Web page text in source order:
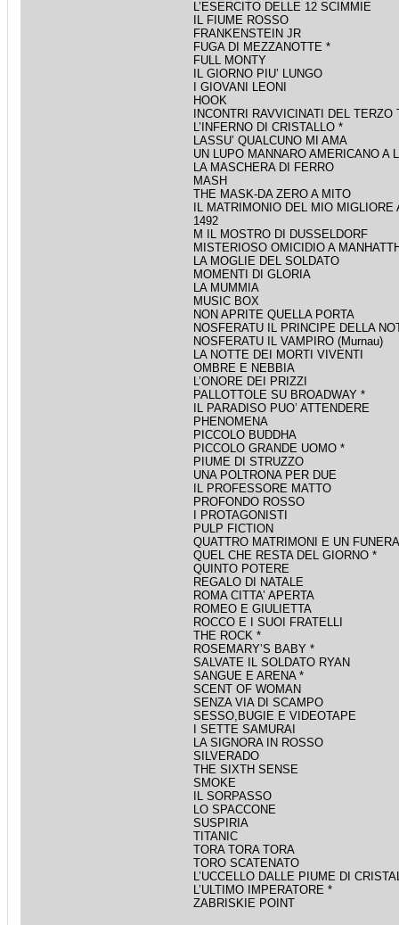
L’ESERCITO DELLE 12 SCIMMIE
IL FIUME ROSSO
FRANKENSTEIN JR
FUGA DI MEZZANOTTE *
FULL MONTY
IL GIORNO PIU’ LUNGO
I GIOVANI LEONI
HOOK
INCONTRI RAVVICINATI DEL TERZO
L’INFERNO DI CRISTALLO *
LASSU’ QUALCUNO MI AMA
UN LUPO MANNARO AMERICANO A
LA MASCHERA DI FERRO
MASH
THE MASK-DA ZERO A MITO
IL MATRIMONIO DEL MIO MIGLIORE
1492
M IL MOSTRO DI DUSSELDORF
MISTERIOSO OMICIDIO A
LA MOGLIE DEL SOLDATO
MOMENTI DI GLORIA
LA MUMMIA
MUSIC BOX
NON APRITE QUELLA PORTA
NOSFERATU IL PRINCIPE DELLA
NOSFERATU IL VAMPIRO (Murnau)
LA NOTTE DEI MORTI VIVENTI
OMBRE E NEBBIA
L’ONORE DEI PRIZZI
PALLOTTOLE SU BROADWAY *
IL PARADISO PUO’ ATTENDERE
PHENOMENA
PICCOLO BUDDHA
PICCOLO GRANDE UOMO *
PIUME DI STRUZZO
UNA POLTRONA PER DUE
IL PROFESSORE MATTO
PROFONDO ROSSO
I PROTAGONISTI
PULP FICTION
QUATTRO MATRIMONI E UN
QUEL CHE RESTA DEL GIORNO *
QUINTO POTERE
REGALO DI NATALE
ROMA CITTA’ APERTA
ROMEO E GIULIETTA
ROCCO E I SUOI FRATELLI
THE ROCK *
ROSEMARY’S BABY *
SALVATE IL SOLDATO RYAN
SANGUE E ARENA *
SCENT OF WOMAN
SENZA VIA DI SCAMPO
SESSO,BUGIE E VIDEOTAPE
I SETTE SAMURAI
LA SIGNORA IN ROSSO
SILVERADO
THE SIXTH SENSE
SMOKE
IL SORPASSO
LO SPACCONE
SUSPIRIA
TITANIC
TORA TORA TORA
TORO SCATENATO
L’UCCELLO DALLE PIUME DI
L’ULTIMO IMPERATORE *
ZABRISKIE POINT